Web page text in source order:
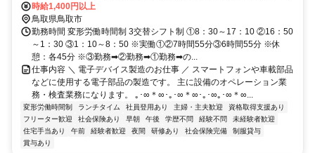
取」駅から徒歩2分
時給1,400円以上
鳥取県鳥取市
勤務時間 変形労働時間制 3交替シフト制 ①8：30～17：10 ②16：50
～1：30 ③1：10～8：50 ※実働①②7時間55分③6時間55分 ※休
憩：各45分 ※③勤務➡②勤務➡①勤務➡の...
仕事内容 ＼ 電子デバイス製造のお仕事 ／ スマートフォンや車載部品
などに使用する電子部品の製造です。 主に設備のオペレーション業
務・検査業務になります。 ｡･∞＊∞･｡･∞＊∞･｡･∞｡･∞＊∞...
変形労働時間制 ランチタイム 社員登用あり 主婦・主夫歓迎
資格取得支援あり
フリーター歓迎
社会保険あり 早朝 午後 学歴不問 経験不問
未経験者歓迎
住宅手当あり
午前 経験者歓迎 夜間 研修あり 社会保険完備
制服貸与
賞与あり